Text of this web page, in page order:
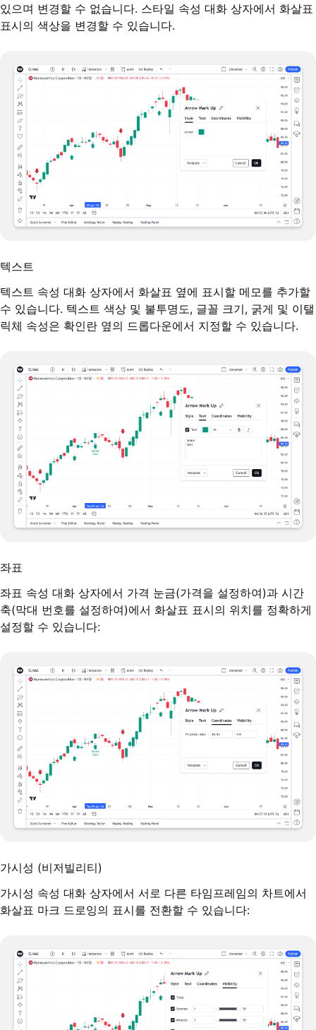
있으며 변경할 수 없습니다. 스타일 속성 대화 상자에서 화살표
표시의 색상을 변경할 수 있습니다.
텍스트
텍스트 속성 대화 상자에서 화살표 옆에 표시할 메모를 추가할
수 있습니다. 텍스트 색상 및 불투명도, 글꼴 크기, 굵게 및 이탤
릭체 속성은 확인란 옆의 드롭다운에서 지정할 수 있습니다.
좌표
좌표 속성 대화 상자에서 가격 눈금(가격을 설정하여)과 시간
축(막대 번호를 설정하여)에서 화살표 표시의 위치를 정확하게
설정할 수 있습니다:
가시성 (비저빌리티)
가시성 속성 대화 상자에서 서로 다른 타임프레임의 차트에서
화살표 마크 드로잉의 표시를 전환할 수 있습니다: